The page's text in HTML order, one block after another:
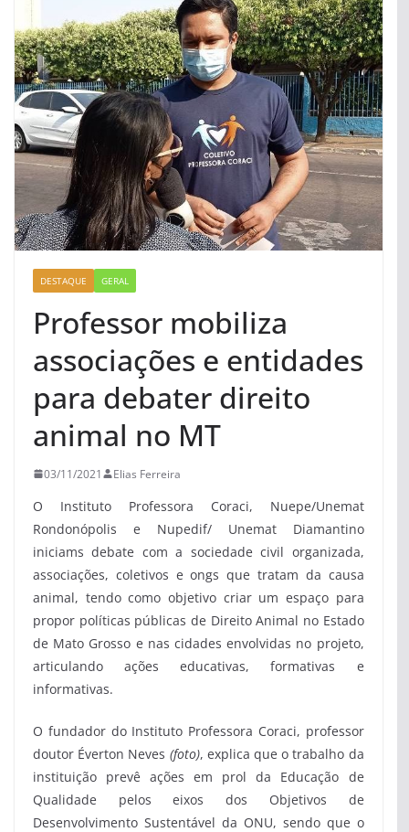
DESTAQUE GERAL
Professor mobiliza
associações e entidades
para debater direito
animal no MT
03/11/2021 Elias Ferreira
O Instituto Professora Coraci, Nuepe/Unemat
Rondonópolis e Nupedif/ Unemat Diamantino
iniciams debate com a sociedade civil organizada,
associações, coletivos e ongs que tratam da causa
animal, tendo como objetivo criar um espaço para
propor políticas públicas de Direito Animal no Estado
de Mato Grosso e nas cidades envolvidas no projeto,
articulando ações educativas, formativas e
informativas.
O fundador do Instituto Professora Coraci, professor
doutor Éverton Neves (foto), explica que o trabalho da
instituição prevê ações em prol da Educação de
Qualidade pelos eixos dos Objetivos de
Desenvolvimento Sustentável da ONU, sendo que o